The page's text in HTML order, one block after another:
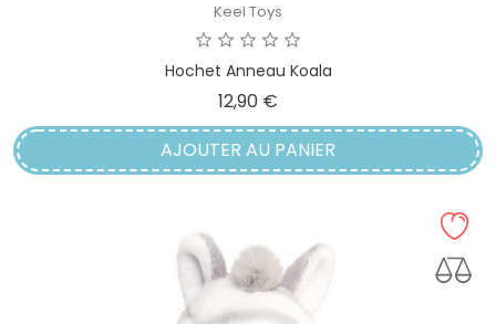
Keel Toys
Hochet Anneau Koala
12,90 €
AJOUTER AU PANIER